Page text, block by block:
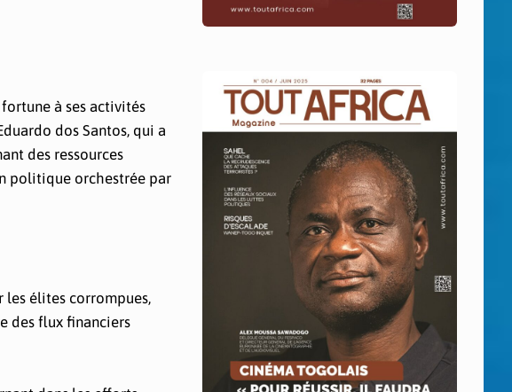
à ses activités
dos Santos, qui a
des ressources
politique orchestrée par
élites corrompues,
des flux financiers